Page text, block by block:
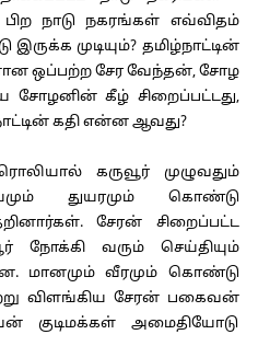
நாடு நகரங்கள் எவ்விதம்
முடியும்? தமிழ்நாட்டின்
ஒப்பற்ற சேர வேந்தன், சோழ
சோழனின் கீழ் சிறைப்பட்டது,
கதி என்ன ஆவது?
கருவூர் முழுவதும்
துயரமும் கொண்டு
சேரன் சிறைப்பட்ட
நோக்கி வரும் செய்தியும்
மானமும் வீரமும் கொண்டு
விளங்கிய சேரன் பகைவன்
குடிமக்கள் அமைதியோடு